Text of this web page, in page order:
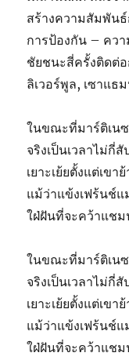
สร้างความสัมพันธ์
การป้องกัน – คว
ชัยชนะสี่ครั้งติดต่
ลิเวอร์พูล, เซาแธ
ในขณะที่มาร์ติเน
จริงเป็นเวลาไม่กี่
เยาะเย้ยตั้งแต่เข
แม้ว่าแข้งเฟร้นช์
ใฝ่ฝันที่จะคว้าแชม
ในขณะที่มาร์ติเน
จริงเป็นเวลาไม่กี่
เยาะเย้ยตั้งแต่เข
แม้ว่าแข้งเฟร้นช์
ใฝ่ฝันที่จะคว้าแชม